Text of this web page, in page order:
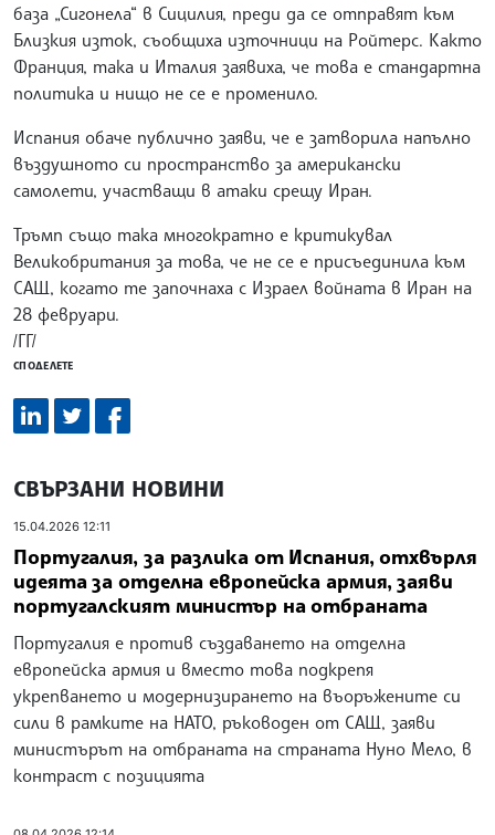
база „Сигонела“ в Сицилия, преди да се отправят към
Близкия изток, съобщиха източници на Ройтерс. Както
Франция, така и Италия заявиха, че това е стандартна
политика и нищо не се е променило.
Испания обаче публично заяви, че е затворила напълно
въздушното си пространство за американски
самолети, участващи в атаки срещу Иран.
Тръмп също така многократно е критикувал
Великобритания за това, че не се е присъединила към
САЩ, когато те започнаха с Израел войната в Иран на
28 февруари.
/ГГ/
СПОДЕЛЕТЕ
СВЪРЗАНИ НОВИНИ
15.04.2026 12:11
Португалия, за разлика от Испания, отхвърля
идеята за отделна европейска армия, заяви
португалският министър на отбраната
Португалия е против създаването на отделна
европейска армия и вместо това подкрепя
укрепването и модернизирането на въоръжените си
сили в рамките на НАТО, ръководен от САЩ, заяви
министърът на отбраната на страната Нуно Мело, в
контраст с позицията